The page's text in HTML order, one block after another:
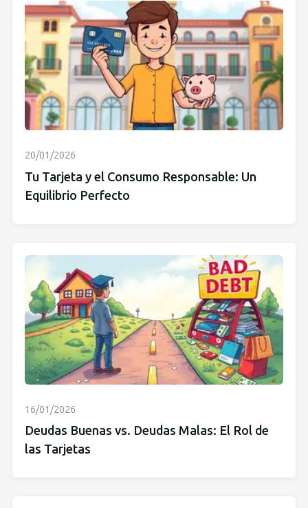
20/01/2026
Tu Tarjeta y el Consumo Responsable: Un
Equilibrio Perfecto
16/01/2026
Deudas Buenas vs. Deudas Malas: El Rol de
las Tarjetas